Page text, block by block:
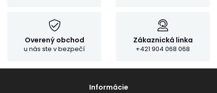
Overený obchod
u nás ste v bezpečí
Zákaznická linka
+421 904 068 068
Informácie